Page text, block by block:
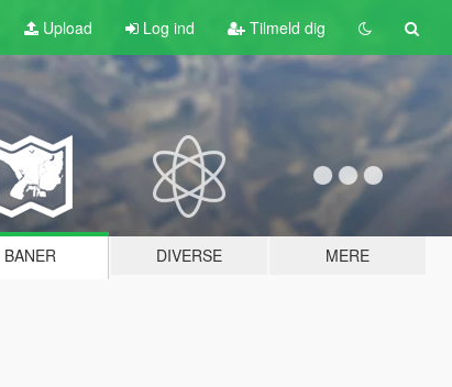
Upload Log ind Tilmeld dig
BANER DIVERSE MERE